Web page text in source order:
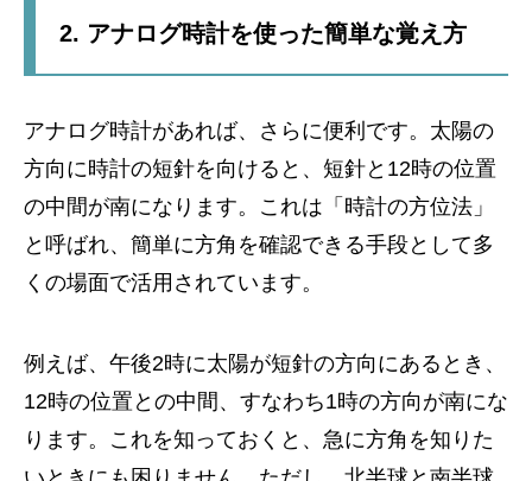
2. アナログ時計を使った簡単な覚え方
アナログ時計があれば、さらに便利です。太陽の
方向に時計の短針を向けると、短針と12時の位置
の中間が南になります。これは「時計の方位法」
と呼ばれ、簡単に方角を確認できる手段として多
くの場面で活用されています。
例えば、午後2時に太陽が短針の方向にあるとき、
12時の位置との中間、すなわち1時の方向が南にな
ります。これを知っておくと、急に方角を知りた